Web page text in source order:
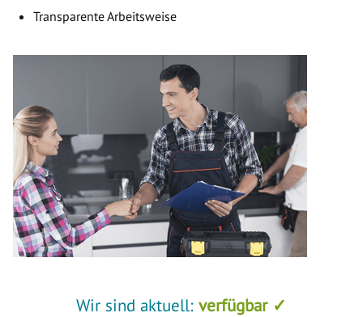
Transparente Arbeitsweise
Wir sind aktuell: verfügbar ✓